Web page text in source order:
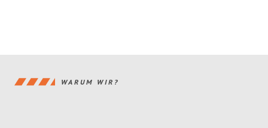
WARUM WIR?